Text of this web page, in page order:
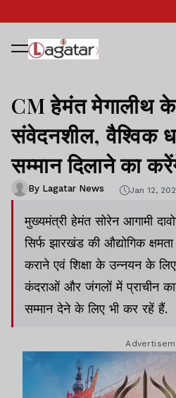
CM हेमंत मेगालीथ
संवेदनशील, वैश्विक
सम्मान दिलाने का
By Lagatar News Jan 12,
मुख्यमंत्री हेमंत सोरेन आगामी
सिर्फ झारखंड की औद्योगिक
कराने एवं शिक्षा के उन्नयन के
कंदराओं और जंगलों में प्राचीन
सम्मान देने के लिए भी कर रहें हैं.